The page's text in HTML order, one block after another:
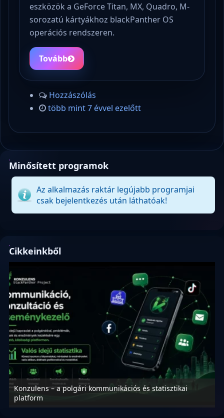
eszközök a GeForce Titan, MX, Quadro, M-
sorozatú kártyákhoz blackPanther OS
operációs rendszeren.
Tovább
Hozzászólás
több mint 7 évvel ezelőtt
Minősített programok
Az alkalmazás raktár legújabb programjai
csak bejelentkezés után láthatóak!
Cikkeinkből
Nyílt levél Tanács Zoltán miniszter úrnak, az oktatás és
függetlenség jövőjéről!